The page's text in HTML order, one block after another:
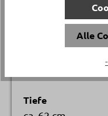
ca. 57 cm
Tiefe
Alle